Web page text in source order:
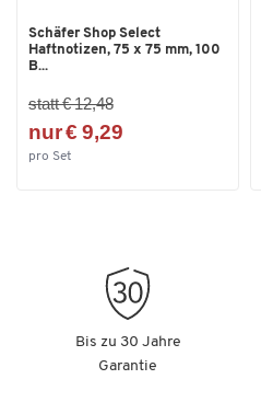
Schäfer Shop Select
Haftnotizen, 75 x 75 mm, 100
B...
statt € 12,48
nur € 9,29
pro Set
Bis zu 30 Jahre
Garantie